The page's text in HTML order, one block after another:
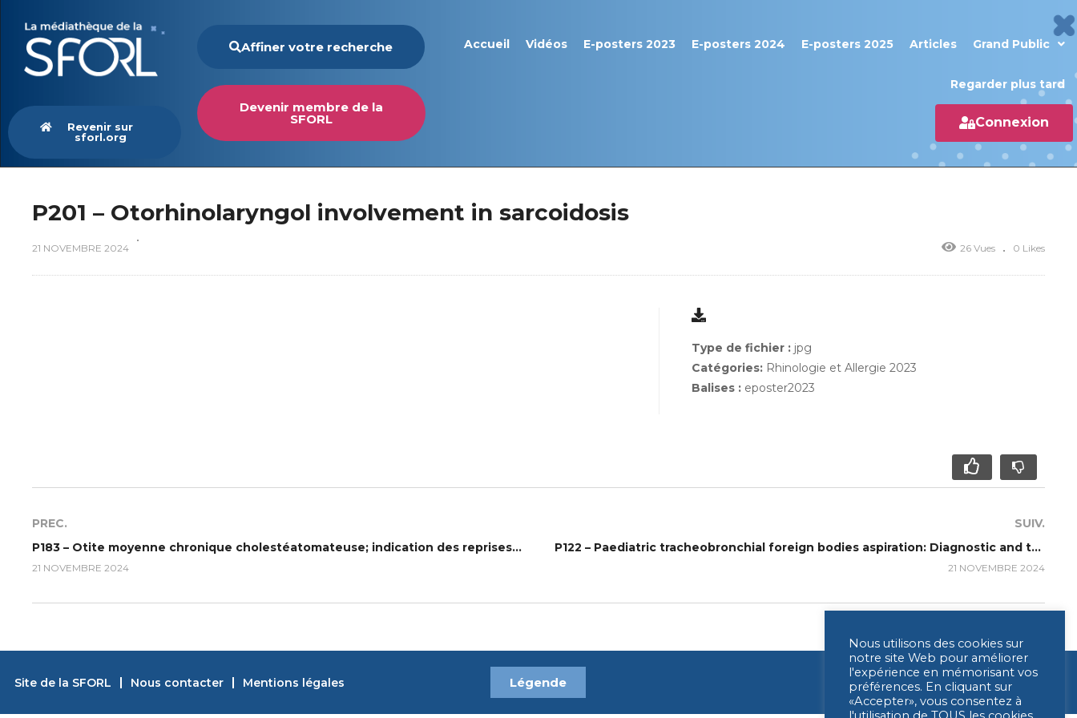
Revenir sur
sforl.org
Affiner votre recherche
Devenir membre de la
SFORL
Accueil Vidéos E-posters 2023 E-posters 2024 E-posters 2025 Articles Grand Public
Regarder plus tard
Connexion
P201 – Otorhinolaryngol involvement in sarcoidosis
21 NOVEMBRE 2024 26 Vues 0 Likes
Type de fichier : jpg
Catégories: Rhinologie et Allergie 2023
Balises : eposter2023
PREC.
P183 – Otite moyenne chronique cholestéatomateuse; indication des reprises chirurgicales
21 NOVEMBRE 2024
SUIV.
P122 – Paediatric tracheobronchial foreign bodies aspiration: Diagnostic and therapeutic role of rigid bronchoscopy
21 NOVEMBRE 2024
Site de la SFORL Nous contacter Mentions légales Légende
Nous utilisons des cookies sur
notre site Web pour améliorer
l'expérience en mémorisant vos
préférences. En cliquant sur
«Accepter», vous consentez à